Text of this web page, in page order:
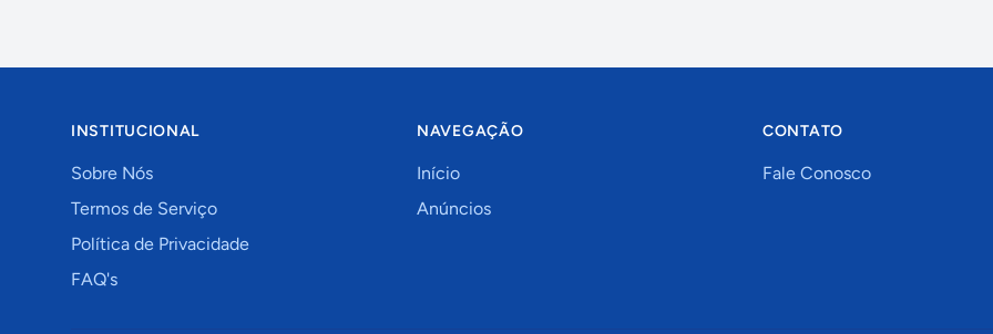
INSTITUCIONAL
Sobre Nós
Termos de Serviço
Política de Privacidade
FAQ's
NAVEGAÇÃO
Início
Anúncios
CONTATO
Fale Conosco